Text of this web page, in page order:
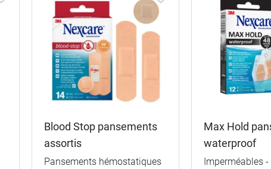
Blood Stop pansements
assortis
Pansements hémostatiques
Max Hold
waterproof
Imperméables